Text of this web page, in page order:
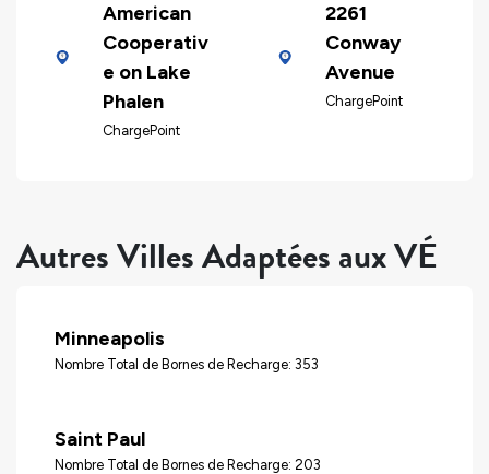
American
Cooperativ
e on Lake
Phalen
ChargePoint
2261
Conway
Avenue
ChargePoint
Autres Villes Adaptées aux VÉ
Minneapolis
Nombre Total de Bornes de Recharge: 353
Saint Paul
Nombre Total de Bornes de Recharge: 203